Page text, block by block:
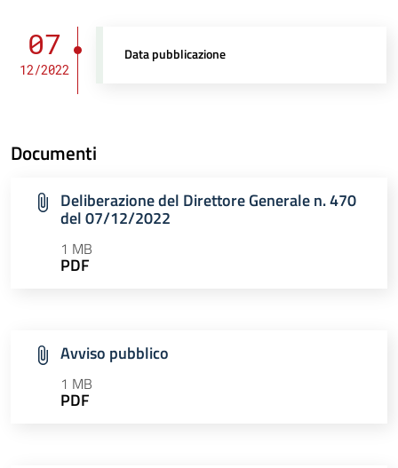
07
12/2022
Data pubblicazione
Documenti
Deliberazione del Direttore Generale n. 470
del 07/12/2022
1 MB
PDF
Avviso pubblico
1 MB
PDF